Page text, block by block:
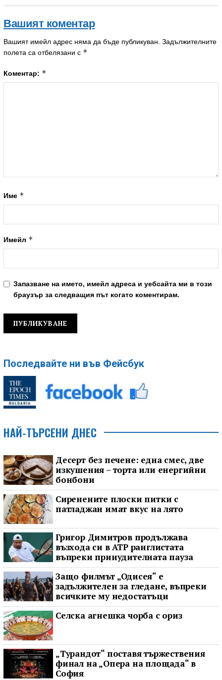
Вашият коментар
Вашият имейл адрес няма да бъде публикуван. Задължителните
полета са отбелязани с *
Коментар: *
Име *
Имейл *
Запазване на името, имейл адреса и уебсайта ми в този
браузър за следващия път когато коментирам.
Последвайте ни във Фейсбук
НАЙ-ТЪРСЕНИ ДНЕС
Десерт без печене: една смес, две
изкушения – торта или енергийни
бонбони
Сиренените плоски питки с
патладжан имат вкус на лято
Григор Димитров продължава
възхода си в ATP ранглистата
въпреки принудителната пауза
Защо филмът „Одисея“ е
задължителен за гледане, въпреки
всичките му недостатъци
Селска агнешка чорба с ориз
„Турандот“ поставя тържествения
финал на „Опера на площада“ в
София